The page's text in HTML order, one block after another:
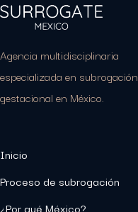
Agencia multidisciplinaria
especializada en subrogación
gestacional en México.
Inicio
Proceso de subrogación
¿Por qué México?